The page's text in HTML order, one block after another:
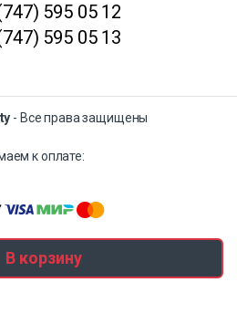
В корзину
595 05 12
595 05 13
- Все права защищены
к оплате: